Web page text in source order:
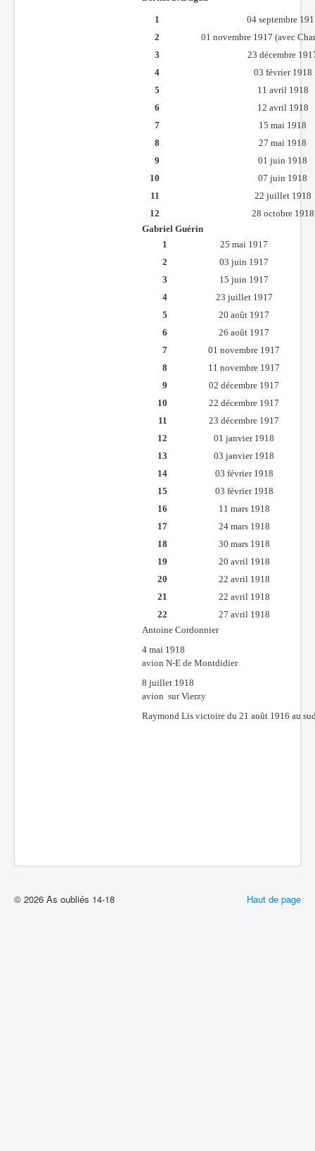
1
04 septembre
2
01 novembre 1917 (avec
3
23 décembre
4
03 février 1918
5
11 avril 1918
6
12 avril 1918
7
15 mai 1918
8
27 mai 1918
9
01 juin 1918
10
07 juin 1918
11
22 juillet 1918
12
28 octobre 1918
Gabriel Guérin
1
25 mai 1917
2
03 juin 1917
3
15 juin 1917
4
23 juillet 1917
5
20 août 1917
6
26 août 1917
7
01 novembre 1917
8
11 novembre 1917
9
02 décembre 1917
10
22 décembre 1917
11
23 décembre 1917
12
01 janvier 1918
13
03 janvier 1918
14
03 février 1918
15
03 février 1918
16
11 mars 1918
17
24 mars 1918
18
30 mars 1918
19
20 avril 1918
20
22 avril 1918
21
22 avril 1918
22
27 avril 1918
Antoine Cordonnier
4 mai 1918
avion N-E de Montdidier
8 juillet 1918
avion sur Vierzy
Raymond Lis victoire du 21 août 1916 au
Haut de page
© 2026 As oubliés 14-18